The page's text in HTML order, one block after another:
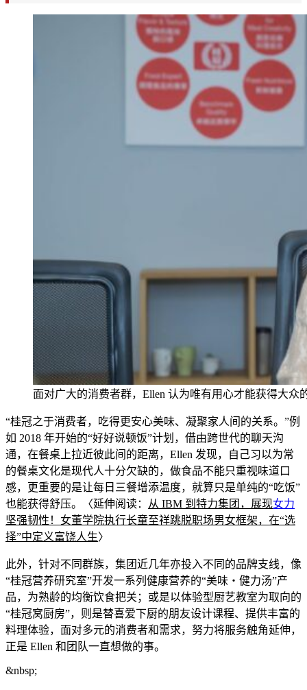
面对广大的消费者群，Ellen 认为唯有用心才能获得大众
“桂冠之于消费者，吃得更安心美味、凝聚家人间的关系。”例
如 2018 年开始的“好好说顿饭”计划，借由跨世代的聊天沟
通，在餐桌上拉近彼此间的距离，Ellen 发现，自己习以为常
的餐桌文化是现代人十分欠缺的，做食品不能只重视味道口
感，更重要的是让每日三餐增添温度，就算只是单纯的“吃饭”
也能获得舒压。〈延伸阅读： 从 IBM 到特力集团，展现女力
坚强韧性！女董学院执行长童至祥跳脱职场男女框架，在“选
择”中定义富饶人生〉
此外，针对不同群族，集团近几年亦投入不同的品牌支线，像
“桂冠营养研究室”开发一系列健康营养的“美味・健力汤”产
品，为熟龄的均衡饮食把关；或是以体验型厨艺教室为取向的
“桂冠窝厨房”，则是替喜爱下厨的朋友设计课程、提供丰富的
料理体验，面对多元的消费者和需求，努力将服务触角延伸，
正是 Ellen 和团队一直想做的事。
&nbsp;